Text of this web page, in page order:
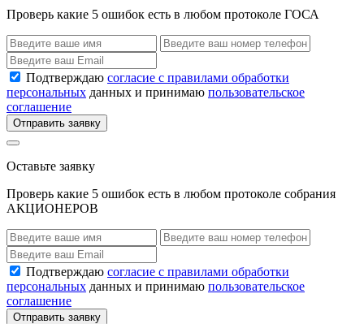
Проверь какие 5 ошибок есть в любом протоколе ГОСА
Подтверждаю согласие с правилами обработки
персональных данных и принимаю пользовательское
соглашение
Отправить заявку
Оставьте заявку
Проверь какие 5 ошибок есть в любом протоколе собрания
АКЦИОНЕРОВ
Подтверждаю согласие с правилами обработки
персональных данных и принимаю пользовательское
соглашение
Отправить заявку